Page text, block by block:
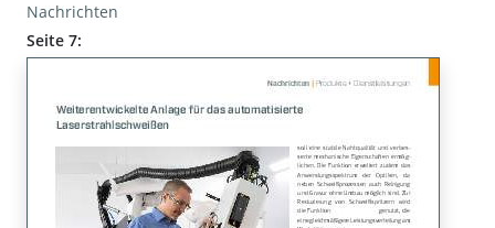
Nachrichten
Seite 7: